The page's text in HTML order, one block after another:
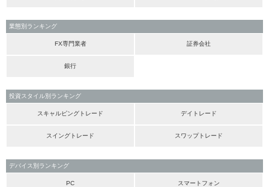
業態別ランキング
FX専門業者 証券会社
銀行
投資スタイル別ランキング
スキャルピングトレード デイトレード
スイングトレード スワップトレード
デバイス別ランキング
PC スマートフォン